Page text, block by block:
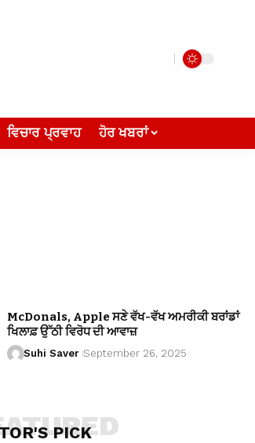
ਵਿਚਾਰ ਪ੍ਰਵਾਹ ਹੋਰ ਖਬਰਾਂ
McDonals, Apple ਸਣੇ ਵੱਖ-ਵੱਖ ਅਮਰੀਕੀ ਬਰਾਂਡਾਂ
ਖਿਲਾਫ਼ ਉੱਠੀ ਵਿਰੋਧ ਦੀ ਆਵਾਜ਼
Suhi Saver September 26, 2025
PICK